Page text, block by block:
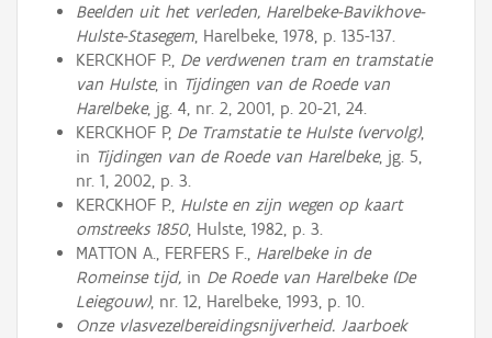
Beelden uit het verleden, Harelbeke-Bavikhove-
Hulste-Stasegem, Harelbeke, 1978, p. 135-137.
KERCKHOF P., De verdwenen tram en tramstatie
van Hulste, in Tijdingen van de Roede van
Harelbeke, jg. 4, nr. 2, 2001, p. 20-21, 24.
KERCKHOF P, De Tramstatie te Hulste (vervolg),
in Tijdingen van de Roede van Harelbeke, jg. 5,
nr. 1, 2002, p. 3.
KERCKHOF P., Hulste en zijn wegen op kaart
omstreeks 1850, Hulste, 1982, p. 3.
MATTON A., FERFERS F.,Harelbeke in de
Romeinse tijd,in De Roede van Harelbeke (De
Leiegouw), nr. 12, Harelbeke, 1993, p. 10.
Onze vlasvezelbereidingsnijverheid. Jaarboek